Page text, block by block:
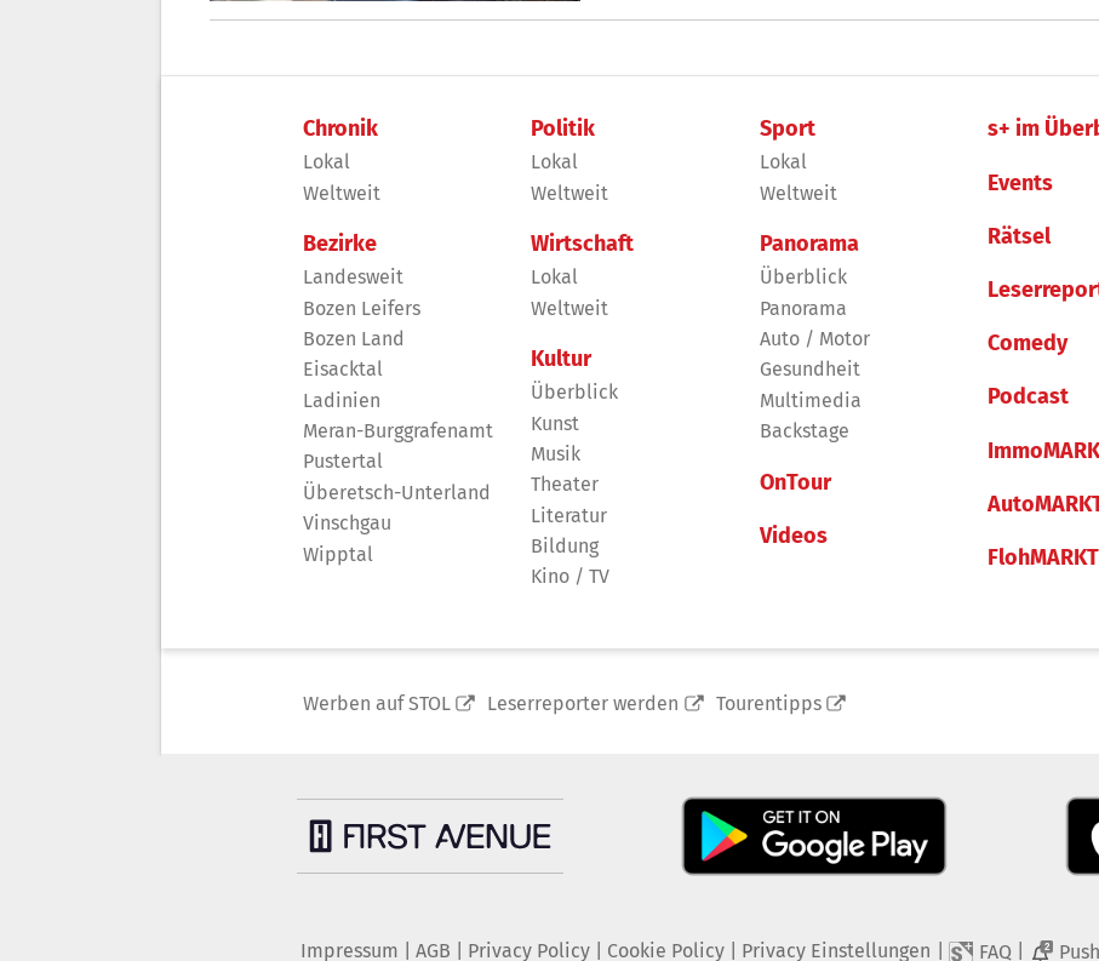
Chronik
Lokal
Weltweit
Bezirke
Landesweit
Bozen Leifers
Bozen Land
Eisacktal
Ladinien
Meran-Burggrafenamt
Pustertal
Überetsch-Unterland
Vinschgau
Wipptal
Politik
Lokal
Weltweit
Wirtschaft
Lokal
Weltweit
Kultur
Überblick
Kunst
Musik
Theater
Literatur
Bildung
Kino / TV
Sport
Lokal
Weltweit
Panorama
Überblick
Panorama
Auto / Motor
Gesundheit
Multimedia
Backstage
OnTour
Videos
s+ im
Events
Rätsel
Comedy
Podcast
FlohMARKT
Werben auf STOL Leserreporter werden Tourentipps
Impressum AGB Privacy Policy| Cookie Policy| Privacy Einstellungen FAQ 2